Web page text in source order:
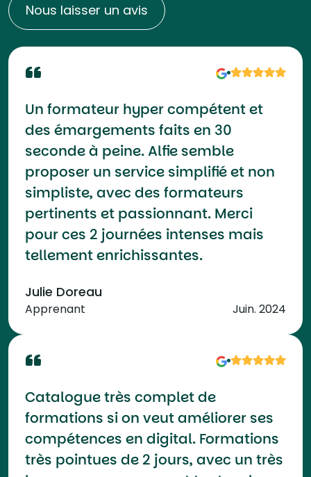
Nous laisser un avis
Un formateur hyper compétent et
des émargements faits en 30
seconde à peine. Alfie semble
proposer un service simplifié et non
simpliste, avec des formateurs
pertinents et passionnant. Merci
pour ces 2 journées intenses mais
tellement enrichissantes.
Julie Doreau
Apprenant Juin. 2024
Catalogue très complet de
formations si on veut améliorer ses
compétences en digital. Formations
très pointues de 2 jours, avec un très